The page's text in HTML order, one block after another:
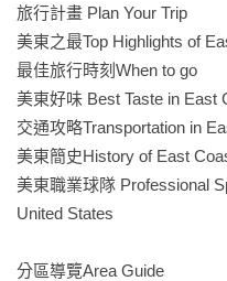
最豐富的實用知識
◎ 搭船拜訪自由女神，有哪
◎ 各大博物館免費時段全公
◎ 百老匯音樂劇的票要怎麼
◎ 在偌大的中央公園裡，怎
各種實用訊息都在這本《紐
五大城！
旅行計畫 Plan Your Trip
美東之最Top Highlights of
最佳旅行時刻When to go
美東好味 Best Taste in East
交通攻略Transportation in
美東簡史History of East
美東職業球隊 Professional
United States
分區導覽Area Guide